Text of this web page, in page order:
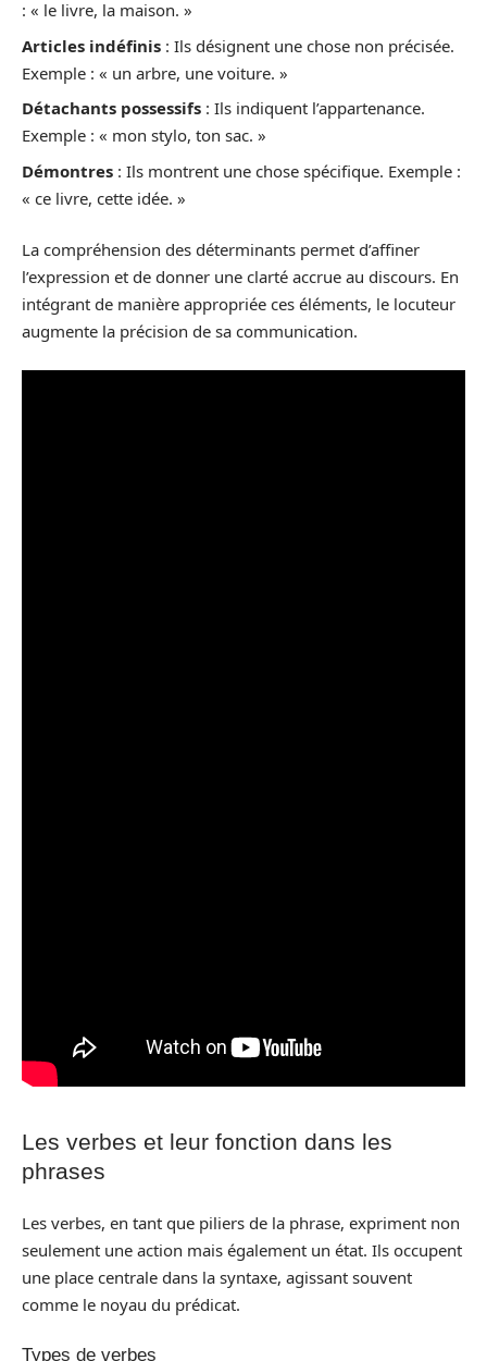
: « le livre, la maison. »
Articles indéfinis : Ils désignent une chose non précisée.
Exemple : « un arbre, une voiture. »
Détachants possessifs : Ils indiquent l’appartenance.
Exemple : « mon stylo, ton sac. »
Démontres : Ils montrent une chose spécifique. Exemple :
« ce livre, cette idée. »
La compréhension des déterminants permet d’affiner
l’expression et de donner une clarté accrue au discours. En
intégrant de manière appropriée ces éléments, le locuteur
augmente la précision de sa communication.
Les verbes et leur fonction dans les
phrases
Les verbes, en tant que piliers de la phrase, expriment non
seulement une action mais également un état. Ils occupent
une place centrale dans la syntaxe, agissant souvent
comme le noyau du prédicat.
Types de verbes